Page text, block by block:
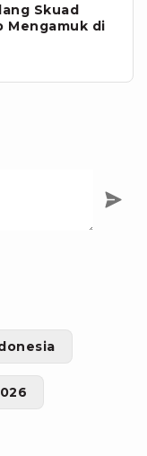
Skuad
Mengamuk di